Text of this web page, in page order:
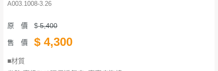
A003.1008-3.26
原 價 $5,400
售 價 $ 4,300
■材質